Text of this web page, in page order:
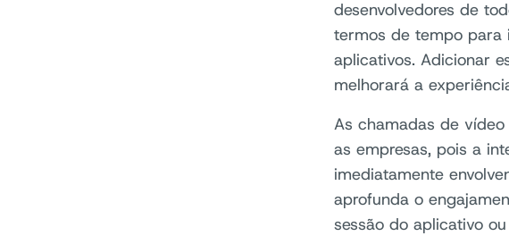
desenvolvedores de
termos de tempo para
aplicativos. Adicionar
melhorará a
As chamadas de
as empresas, pois a
imediatamente
aprofunda o
sessão do aplicativo